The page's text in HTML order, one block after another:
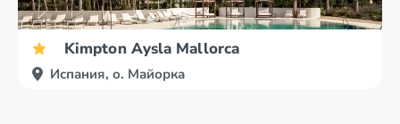
Kimpton Aysla Mallorca
Испания, о. Майорка